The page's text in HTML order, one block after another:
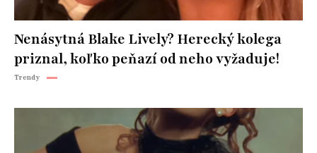
Nenásytná Blake Lively? Herecký kolega
priznal, koľko peňazí od neho vyžaduje!
Trendy